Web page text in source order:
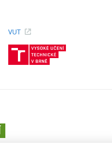
VUT
(externí
stavební
VUT